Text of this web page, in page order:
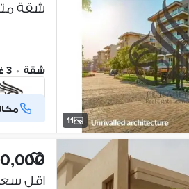
11
شقة • 3 غرف نوم
شركة